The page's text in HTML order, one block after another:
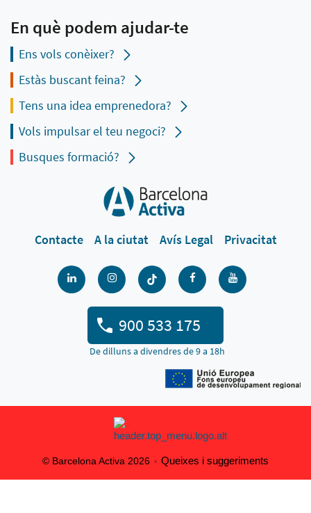
En què podem ajudar-te
Ens vols conèixer?
Estàs buscant feina?
Tens una idea emprenedora?
Vols impulsar el teu negoci?
Busques formació?
Contacte A la ciutat Avís Legal Privacitat
900 533 175
De dilluns a divendres de 9 a 18h
© Barcelona Activa 2026 Queixes i suggeriments